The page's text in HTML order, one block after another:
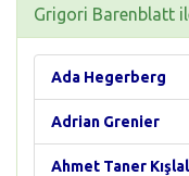
Grigori Barenblatt
Ada Hegerberg
Adrian Grenier
Ahmet Taner